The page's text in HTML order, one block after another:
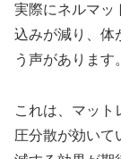
実際にネルマッ
込みが減り、体
う声があります。
これは、マット
圧分散が効いて